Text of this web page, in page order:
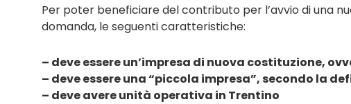
Per poter beneficiare del contributo per l’avvio di una
domanda, le seguenti caratteristiche:
– deve essere un’impresa di nuova costituzione,
– deve essere una “piccola impresa”, secondo la
– deve avere unità operativa in Trentino